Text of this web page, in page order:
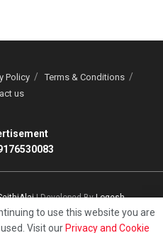
Policy
Terms & Conditions
us
| Developed ByLogesh
to use this website you are
Visit our Privacy and Cookie